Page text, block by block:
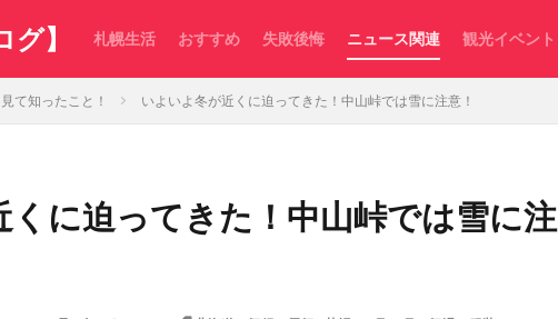
】 札幌生活 おすすめ 失敗後悔 ニュース関連 観光イベント
て知ったこと！ いよいよ冬が近くに迫ってきた！中山峠では雪に注意！
くに迫ってきた！中山峠では雪に注